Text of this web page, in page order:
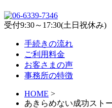
受付9:30～17:30(土日祝休み)
手続きの流れ
ご利用料金
お客さまの声
事務所の特徴
HOME >
あきらめない成功スト